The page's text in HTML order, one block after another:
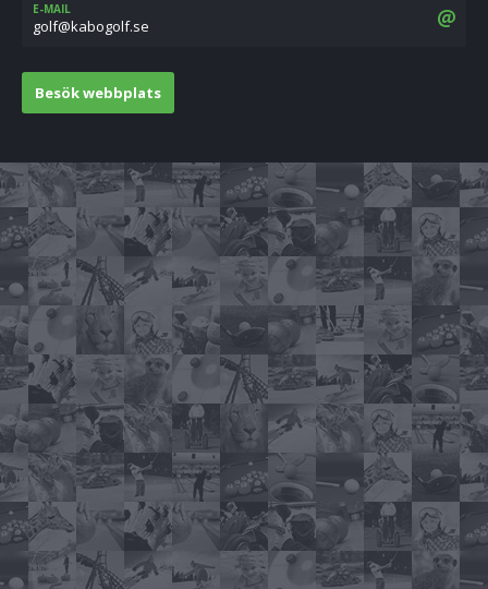
E-MAIL
es.flogobak@flog
Besök webbplats